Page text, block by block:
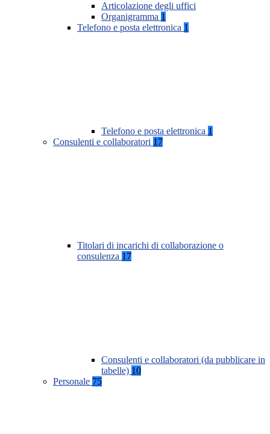
Articolazione degli uffici
Organigramma 1
Telefono e posta elettronica 1
Telefono e posta elettronica 1
Consulenti e collaboratori 17
Titolari di incarichi di collaborazione o
consulenza 17
Consulenti e collaboratori (da pubblicare in
tabelle) 10
Personale 75